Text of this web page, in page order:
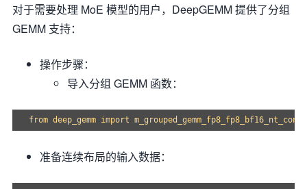
对于需要处理 MoE 模型的用户，DeepGEMM 提供了分组
GEMM 支持：
操作步骤：
导入分组 GEMM 函数：
准备连续布局的输入数据：